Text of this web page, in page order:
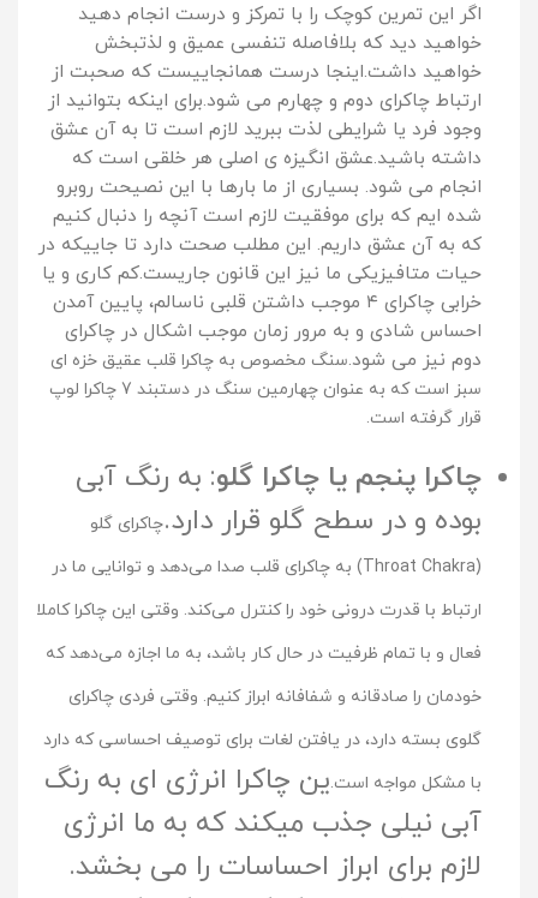
اگر این تمرین کوچک را با تمرکز و درست انجام دهید
خواهید دید که بلافاصله تنفسی عمیق و لذتبخش
خواهید داشت.اینجا درست همانجاییست که صحبت از
ارتباط چاکراى دوم و چهارم می شود.براى اینکه بتوانید از
وجود فرد یا شرایطی لذت ببرید لازم است تا به آن عشق
داشته باشید.عشق انگیزه ی اصلى هر خلقی است که
انجام می شود. بسیارى از ما بارها با این نصیحت روبرو
شده ایم که براى موفقیت لازم است آنچه را دنبال کنیم
که به آن عشق داریم. این مطلب صحت دارد تا جاییکه در
حیات متافیزیکی ما نیز این قانون جاریست.کم کاری و یا
خرابی چاکراى ۴ موجب داشتن قلبی ناسالم، پایین آمدن
احساس شادى و به مرور زمان موجب اشکال در چاکراى
دوم نیز می شود.
قرار گرفته است.
چاکرا پنجم یا چاکرا گلو: به رنگ آبی
بوده و در سطح گلو قرار دارد.چاکرای گلو
(Throat Chakra) به چاکرای قلب صدا می‌دهد و توانایی ما در
ارتباط با قدرت درونی خود را کنترل می‌کند. وقتی این چاکرا کاملا
فعال و با تمام ظرفیت در حال کار باشد، به ما اجازه می‌دهد که
خودمان را صادقانه و شفافانه ابراز کنیم. وقتی فردی چاکرای
گلوی بسته دارد، در یافتن لغات برای توصیف احساسی که دارد
با مشکل مواجه است.ین چاکرا انرژی ای به رنگ
آبی نیلی جذب میکند که به ما انرژی
لازم برای ابراز احساسات را می بخشد.